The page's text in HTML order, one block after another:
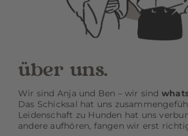
über uns.
Wir sind Anja und Ben – wir sind
Das Schicksal hat uns
Leidenschaft zu Hunden hat uns
andere aufhören, fangen wir erst